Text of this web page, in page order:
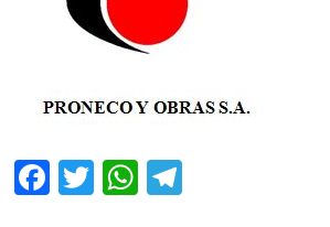
Facebook
Twitter
WhatsApp
Telegram